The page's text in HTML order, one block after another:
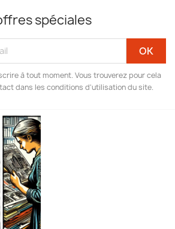
spéciales
à tout moment. Vous trouverez pour cela
dans les conditions d'utilisation du site.